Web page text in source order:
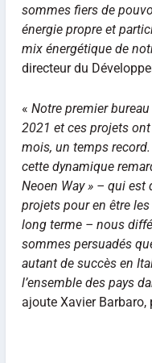
sommes fiers de
énergie propre et
mix énergétique de
directeur du
« Notre premier
2021 et ces projets
mois, un temps
cette dynamique
Neoen Way » – qui
projets pour en être
long terme – nous
sommes persuadés
autant de succès en
l’ensemble des pays
ajoute Xavier Barbaro,